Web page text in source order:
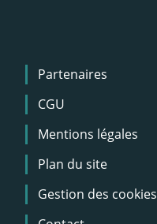
Menu
Pied
de
page
Partenaires
CGU
Mentions légales
Plan du site
Gestion des cookies